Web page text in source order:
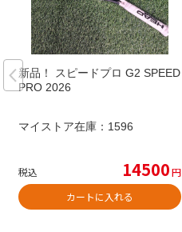
新品！ スピードプロ G2 SPEED
PRO 2026
マイストア在庫： 1596
税込 14500円
カートに入れる